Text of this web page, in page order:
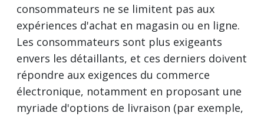
consommateurs ne se limitent pas aux
expériences d'achat en magasin ou en ligne.
Les consommateurs sont plus exigeants
envers les détaillants, et ces derniers doivent
répondre aux exigences du commerce
électronique, notamment en proposant une
myriade d'options de livraison (par exemple,